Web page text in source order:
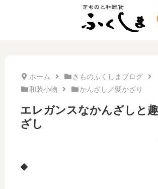
ホーム
きものふくしまブログ
和装小物
かんざし／髪かざり
エレガンスなかんざしと
ざし
◆